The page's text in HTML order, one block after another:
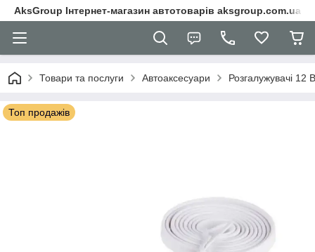
AksGroup Інтернет-магазин автотоварів aksgroup.com.ua
Товари та послуги Автоаксесуари Розгалужувачі 12
Топ продажів